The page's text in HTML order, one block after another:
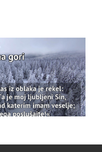
updated their
because the